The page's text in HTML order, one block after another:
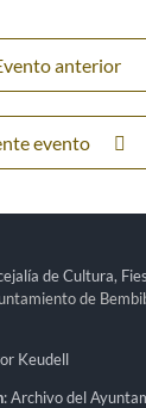
anterior
evento
de Cultura,
de
Keudell
: Archivo del